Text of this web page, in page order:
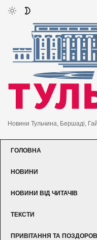
Новини Тульчина, Бершаді,
ГОЛОВНА
НОВИНИ
НОВИНИ ВІД ЧИТАЧІВ
ТЕКСТИ
ПРИВІТАННЯ ТА